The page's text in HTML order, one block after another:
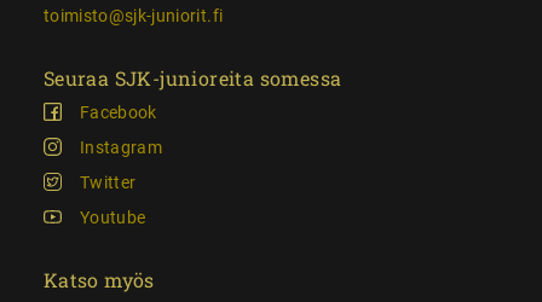
toimisto@sjk-juniorit.fi
Seuraa SJK-junioreita somessa
Facebook
Instagram
Twitter
Youtube
Katso myös